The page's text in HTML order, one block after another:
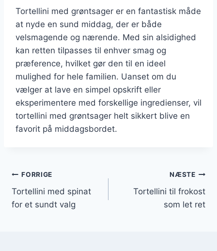
Tortellini med grøntsager er en fantastisk måde
at nyde en sund middag, der er både
velsmagende og nærende. Med sin alsidighed
kan retten tilpasses til enhver smag og
præference, hvilket gør den til en ideel
mulighed for hele familien. Uanset om du
vælger at lave en simpel opskrift eller
eksperimentere med forskellige ingredienser, vil
tortellini med grøntsager helt sikkert blive en
favorit på middagsbordet.
Indlægsnavigation
FORRIGE
Tortellini med spinat
for et sundt valg
NÆSTE
Tortellini til frokost
som let ret